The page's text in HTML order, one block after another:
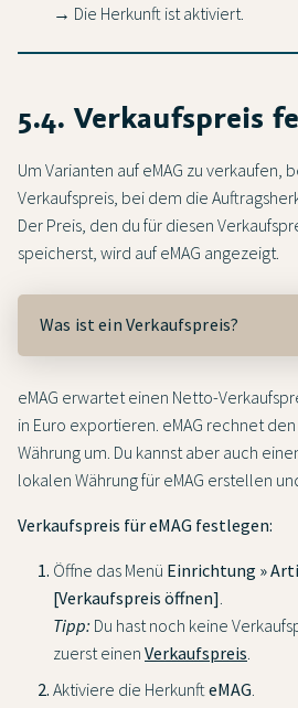
→ Die Herkunft ist aktiviert.
5.4. Verkaufspreis
Um Varianten auf eMAG zu verkaufen,
Verkaufspreis, bei dem die
Der Preis, den du für diesen
speicherst, wird auf eMAG angezeigt.
Was ist ein Verkaufspreis?
eMAG erwartet einen Netto-
in Euro exportieren. eMAG rechnet
Währung um. Du kannst aber auch
lokalen Währung für eMAG erstellen
Verkaufspreis für eMAG festlegen:
Öffne das Menü Einrichtung »
[Verkaufspreis öffnen].
Tipp: Du hast noch keine
zuerst einen Verkaufspreis.
Aktiviere die HerkunfteMAG.